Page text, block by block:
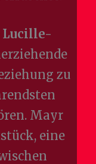
Lucille-
zu
Mayr
eine